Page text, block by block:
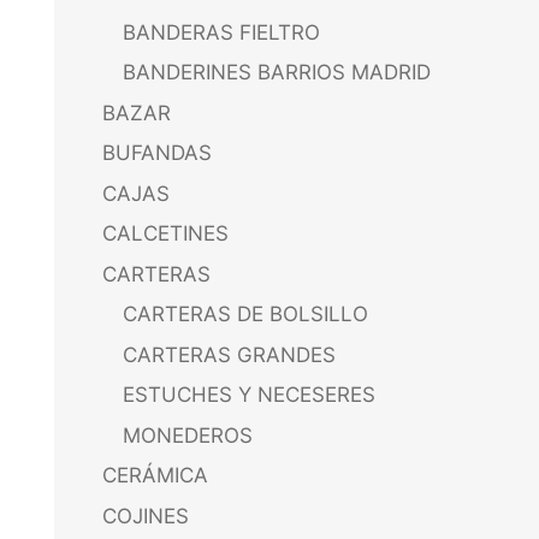
BANDERAS FIELTRO
BANDERINES BARRIOS MADRID
BAZAR
BUFANDAS
CAJAS
CALCETINES
CARTERAS
CARTERAS DE BOLSILLO
CARTERAS GRANDES
ESTUCHES Y NECESERES
MONEDEROS
CERÁMICA
COJINES